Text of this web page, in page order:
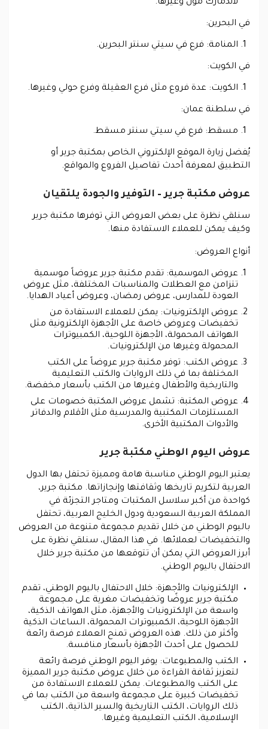
لاندمارك مول وغيرها.
في البحرين:
المنامة: فرع في سيتي سنتر البحرين.
في الكويت:
الكويت: عدة فروع مثل فرع العقيلة وفرع حولي وغيرها.
في سلطنة عمان:
مسقط: فرع في سيتي سنتر مسقط.
يُفضل زيارة الموقع الإلكتروني الخاص بمكتبة جرير أو
التطبيق لمعرفة أحدث تفاصيل الفروع والمواقع.
عروض مكتبة جرير – التوفير والجودة يلتقيان
سنلقي نظرة على بعض العروض التي توفرها مكتبة جرير
وكيف يمكن للعملاء الاستفادة منها.
أنواع العروض:
عروض الموسمية: تقدم مكتبة جرير عروضاً موسمية
تتزامن مع العطلات والمناسبات المختلفة، مثل عروض
العودة للمدارس، عروض رمضان، وعروض أعياد الهدايا.
عروض الإلكترونيات: يمكن للعملاء الاستفادة من
تخفيضات وعروض خاصة على الأجهزة الإلكترونية مثل
الهواتف المحمولة، الأجهزة اللوحية، الكمبيوترات
المحمولة وغيرها من الإلكترونيات.
عروض الكتب: توفر مكتبة جرير عروضاً على الكتب
المختلفة بما في ذلك الروايات والكتب التعليمية
والتاريخية والأطفال وغيرها من الكتب بأسعار مخفضة.
عروض المكتبة: تشمل عروض المكتبة خصومات على
المستلزمات المكتبية والمدرسية مثل الأقلام والدفاتر
والأدوات المكتبية الأخرى.
عروض اليوم الوطني مكتبة جرير
يعتبر اليوم الوطني مناسبة هامة ومميزة تحتفل بها الدول
العربية لتكريم تاريخها وثقافتها وإنجازاتها. مكتبة جرير،
كواحدة من أكبر سلاسل المكتبات ومتاجر التجزئة في
المملكة العربية السعودية ودول الخليج العربية، تحتفل
باليوم الوطني من خلال تقديم مجموعة متنوعة من العروض
والتخفيضات لعملائها. في هذا المقال، سنلقي نظرة على
أبرز العروض التي يمكن أن تتوقعها من مكتبة جرير خلال
الاحتفال باليوم الوطني.
الإلكترونيات والأجهزة: خلال الاحتفال باليوم الوطني، تقدم
مكتبة جرير عروضًا وتخفيضات مغرية على مجموعة
واسعة من الإلكترونيات والأجهزة، مثل الهواتف الذكية،
الأجهزة اللوحية، الكمبيوترات المحمولة، الساعات الذكية
وأكثر من ذلك. هذه العروض تمنح العملاء فرصة رائعة
للحصول على أحدث الأجهزة بأسعار منافسة.
الكتب والمطبوعات: يوفر اليوم الوطني فرصة رائعة
لتعزيز ثقافة القراءة من خلال عروض مكتبة جرير المميزة
على الكتب والمطبوعات. يمكن للعملاء الاستفادة من
تخفيضات كبيرة على مجموعة واسعة من الكتب بما في
ذلك الروايات، الكتب التاريخية والسير الذاتية، الكتب
الإسلامية، الكتب التعليمية وغيرها.